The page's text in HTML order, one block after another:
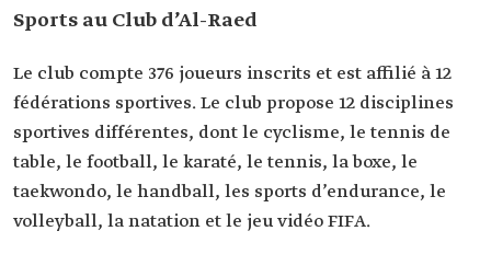
Sports au Club d’Al-Raed
Le club compte 376 joueurs inscrits et est affilié à 12
fédérations sportives. Le club propose 12 disciplines
sportives différentes, dont le cyclisme, le tennis de
table, le football, le karaté, le tennis, la boxe, le
taekwondo, le handball, les sports d’endurance, le
volleyball, la natation et le jeu vidéo FIFA.